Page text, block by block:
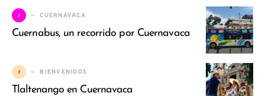
2 CUERNAVACA
Cuernabus, un recorrido por Cuernavaca
3 BIENVENIDOS
Tlaltenango en Cuernavaca